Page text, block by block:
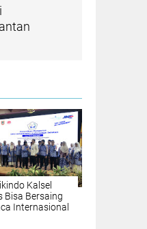
Kalsel
Bisa Bersaing
Internasional